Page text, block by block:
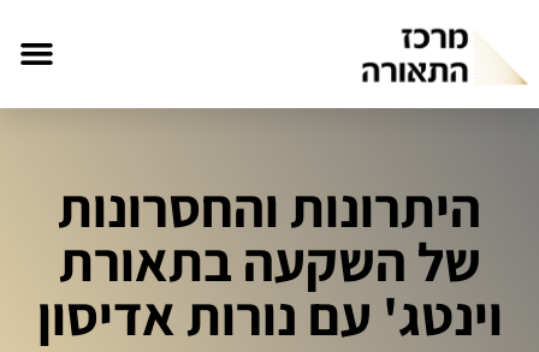
היתרונות והחסרונות
של השקעה בתאורת
וינטג' עם נורות אדיסון